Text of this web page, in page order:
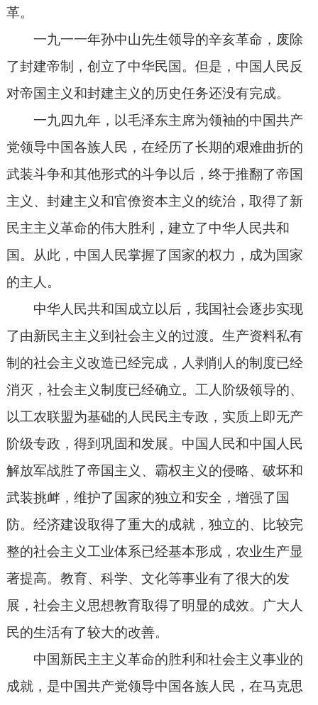
革。
一九一一年孙中山先生领导的辛亥革命，废除
了封建帝制，创立了中华民国。但是，中国人民反
对帝国主义和封建主义的历史任务还没有完成。
一九四九年，以毛泽东主席为领袖的中国共产
党领导中国各族人民，在经历了长期的艰难曲折的
武装斗争和其他形式的斗争以后，终于推翻了帝国
主义、封建主义和官僚资本主义的统治，取得了新
民主主义革命的伟大胜利，建立了中华人民共和
国。从此，中国人民掌握了国家的权力，成为国家
的主人。
中华人民共和国成立以后，我国社会逐步实现
了由新民主主义到社会主义的过渡。生产资料私有
制的社会主义改造已经完成，人剥削人的制度已经
消灭，社会主义制度已经确立。工人阶级领导的、
以工农联盟为基础的人民民主专政，实质上即无产
阶级专政，得到巩固和发展。中国人民和中国人民
解放军战胜了帝国主义、霸权主义的侵略、破坏和
武装挑衅，维护了国家的独立和安全，增强了国
防。经济建设取得了重大的成就，独立的、比较完
整的社会主义工业体系已经基本形成，农业生产显
著提高。教育、科学、文化等事业有了很大的发
展，社会主义思想教育取得了明显的成效。广大人
民的生活有了较大的改善。
中国新民主主义革命的胜利和社会主义事业的
成就，是中国共产党领导中国各族人民，在马克思